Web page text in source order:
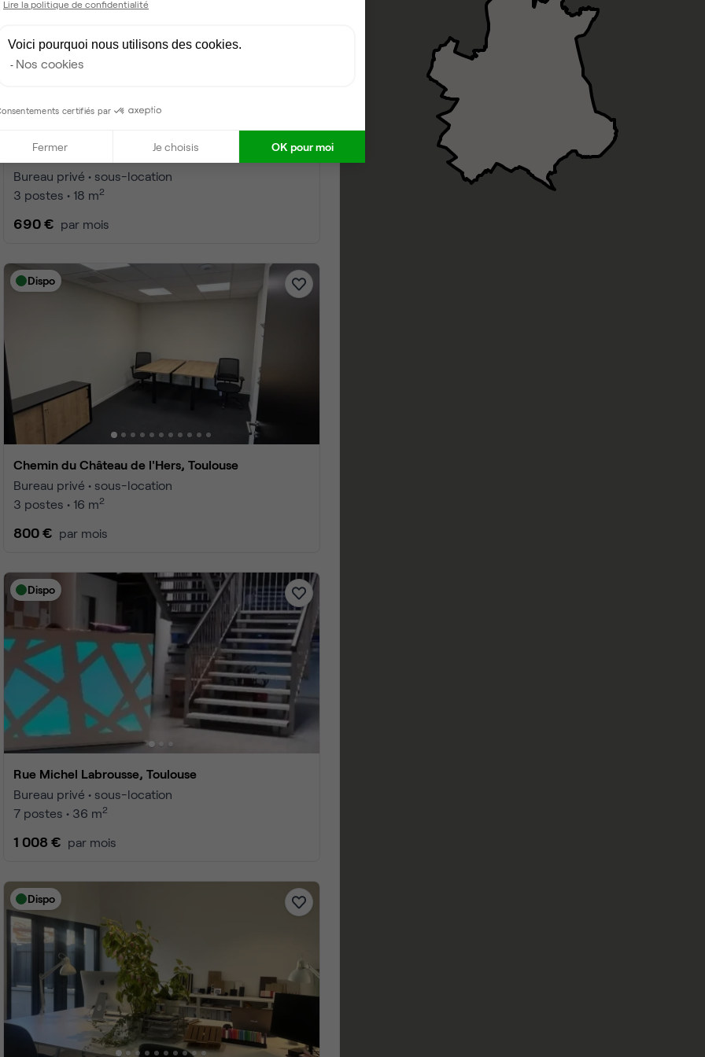
à 25
4
Lire la politique de confidentialité
Voici pourquoi nous utilisons des cookies.
Nos cookies
certifiés par
Fermer Je choisis OK pour moi